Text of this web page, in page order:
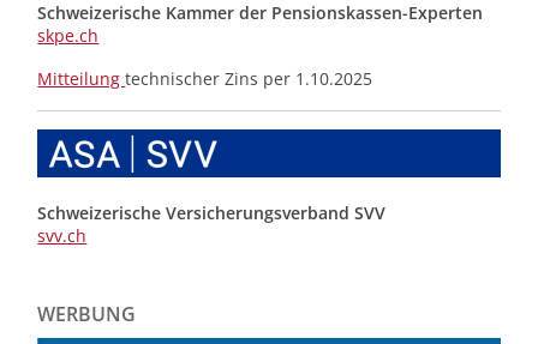
Schweizerische Kammer der Pensionskassen-Experten
skpe.ch
Mitteilungtechnischer Zins per 1.10.2025
Schweizerische Versicherungsverband SVV
svv.ch
WERBUNG